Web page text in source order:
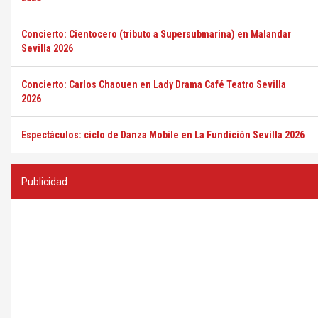
Concierto: Cientocero (tributo a Supersubmarina) en Malandar
Sevilla 2026
Concierto: Carlos Chaouen en Lady Drama Café Teatro Sevilla
2026
Espectáculos: ciclo de Danza Mobile en La Fundición Sevilla 2026
Publicidad